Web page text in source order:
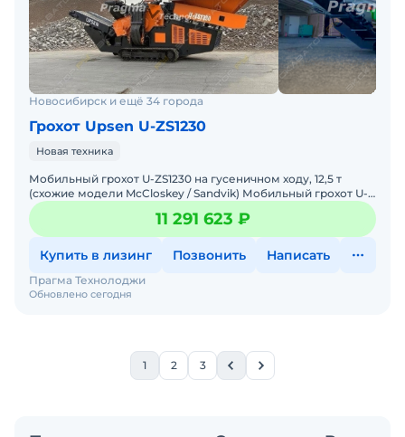
Новосибирск и ещё 34 города
Грохот Upsen U-ZS1230
Новая техника
Мобильный грохот U-ZS1230 на гусеничном ходу, 12,5 т
(схожие модели McCloskey / Sandvik) Мобильный грохот U-
ZS1230 на гусеничном шасси - это универсальная сорт
11 291 623 ₽
Купить в лизинг Позвонить Написать
Обновлено сегодня
Прагма Технолоджи
1 2 3